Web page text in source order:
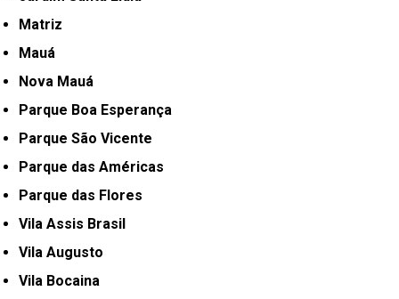
Matriz
Mauá
Nova Mauá
Parque Boa Esperança
Parque São Vicente
Parque das Américas
Parque das Flores
Vila Assis Brasil
Vila Augusto
Vila Bocaina